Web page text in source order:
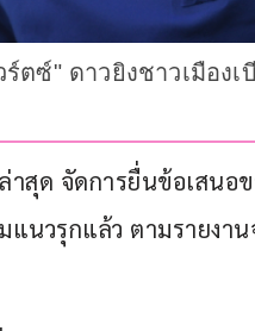
ซ์" ดาวยิงชาวเมือง
สุด จัดการยื่นข้อเสนอ
นวรุกแล้ว ตามรายงา